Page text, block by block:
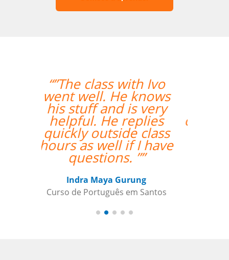
“”Estou amando
minhas aulas de
italiano, muito
organizado o trabalho
de vcs””
Beatris Castro
Curso de Italiano em Santos